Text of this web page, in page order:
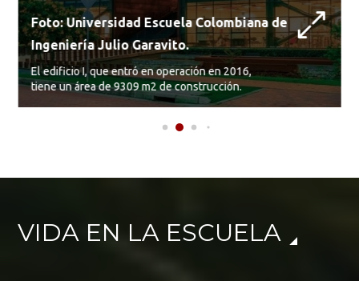
Foto: Universidad Escuela Colombiana de
Ingeniería Julio Garavito.
El edificio I, que entró en operación en 2016,
tiene un área de 9309 m2 de construcción.
VIDA EN LA ESCUELA